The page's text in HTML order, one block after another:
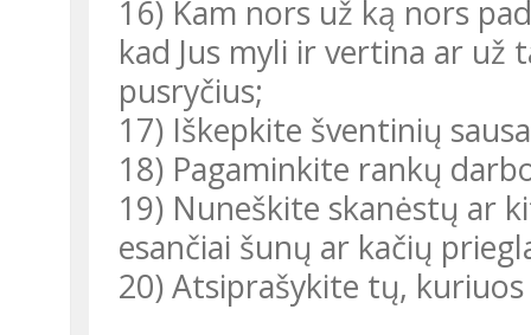
16) Kam nors už ką nors padėkokite – už tai, kad jis yra, už tai,
kad Jus myli ir vertina ar už
pusryčius;
17) Iškepkite šventinių
18) Pagaminkite rankų
19) Nuneškite skanėstų ar kitų reikalingų daiktų netoliese
esančiai šunų ar kačių
20) Atsiprašykite tų,